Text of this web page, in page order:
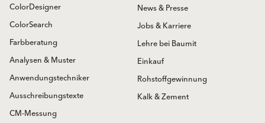
ColorDesigner
ColorSearch
Farbberatung
Analysen & Muster
Anwendungstechniker
Ausschreibungstexte
CM-Messung
News & Presse
Jobs & Karriere
Lehre bei Baumit
Einkauf
Rohstoffgewinnung
Kalk & Zement